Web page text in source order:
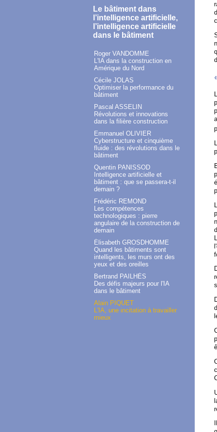
Le bâtiment dans
l’intelligence artificielle,
l’intelligence artificielle
dans le bâtiment
Roger VANDOMME
L'IA dans la construction en
Amérique du Nord
Cécile JOLAS
Optimiser la performance du
bâtiment
Pascal ASSELIN
Révolutions et innovations
dans la filière construction
Emmanuel OLIVIER
Cyberstructure et cinquième
fluide : des révolutions dans le
bâtiment
Quentin PANISSOD
Intelligence artificielle et
bâtiment : que se passera-t-il
demain ?
Frédéric REMOND
Les compétences
technologiques : pierre
angulaire de la construction de
demain
Élisabeth GROSDHOMME
Quand les bâtiments sont
intelligents, les murs ont des
yeux et des oreilles
Bertrand PAILHÈS
Des défis majeurs pour l'IA
dans le bâtiment
Alain PIQUET
L'IA, une incitation à travailler
mieux